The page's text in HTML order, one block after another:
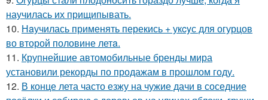
научилась их прищипывать.
10. Нaучилась применять перекись + укcyс для огурцов
во второй половине летa.
11. Крупнейшие автомобильные бренды мира
установили рекорды по продажам в прошлом году.
12. В конце лета часто езжу на чужие дачи в соседние